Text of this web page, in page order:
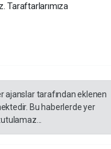
Taraftarlarımıza
ajanslar tarafından eklenen
Bu haberlerde yer